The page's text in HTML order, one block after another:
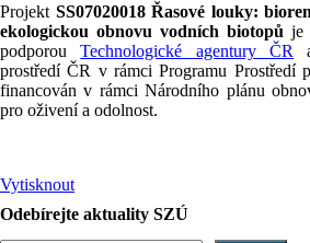
Projekt SS07020018 Řasové louky:
ekologickou obnovu vodních biotopů je
podporouTechnologické agentury ČR
prostředí ČR v rámci Programu Prostředí
financován v rámci Národního plánu
pro oživení a odolnost.
Vytisknout
Odebírejte aktuality SZÚ